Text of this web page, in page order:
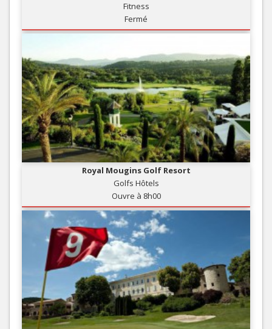
Fitness
Fermé
Royal Mougins Golf Resort
Golfs Hôtels
Ouvre à 8h00